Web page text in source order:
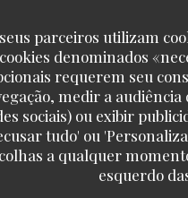
parceiros utilizam
denominados
requerem seu
medir a
sociais) ou exibir
tudo' ou
a qualquer
esquerdo
SERVICE
grited RESTAURANT